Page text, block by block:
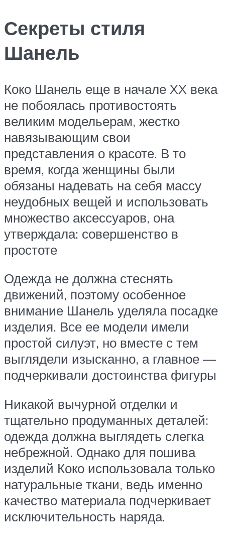
Секреты стиля
Шанель
Коко Шанель еще в начале XX века
не побоялась противостоять
великим модельерам, жестко
навязывающим свои
представления о красоте. В то
время, когда женщины были
обязаны надевать на себя массу
неудобных вещей и использовать
множество аксессуаров, она
утверждала: совершенство в
простоте
Одежда не должна стеснять
движений, поэтому особенное
внимание Шанель уделяла посадке
изделия. Все ее модели имели
простой силуэт, но вместе с тем
выглядели изысканно, а главное —
подчеркивали достоинства фигуры
Никакой вычурной отделки и
тщательно продуманных деталей:
одежда должна выглядеть слегка
небрежной. Однако для пошива
изделий Коко использовала только
натуральные ткани, ведь именно
качество материала подчеркивает
исключительность наряда.